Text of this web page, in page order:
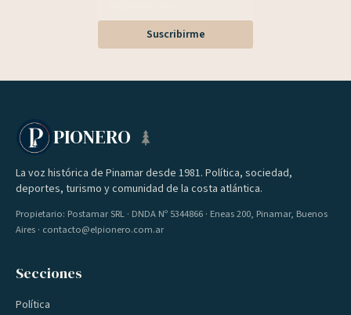
Suscribirme
PIONERO
La voz histórica de Pinamar desde 1981. Política, sociedad,
deportes, turismo y comunidad de la costa atlántica.
Propietario: Postamar SRL · DNDA Nº 5344866 · Eneas 200, Pinamar, Buenos
Aires · contacto@elpionero.com.ar
Secciones
Política